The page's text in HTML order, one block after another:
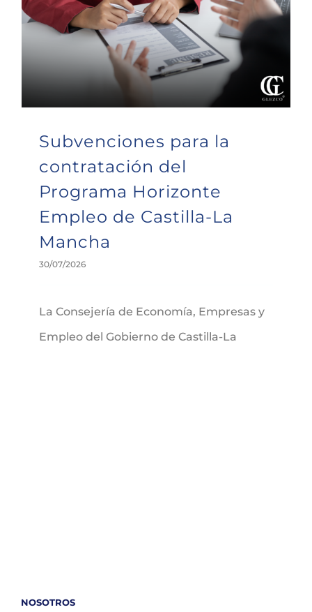
Subvenciones para la
contratación del
Programa Horizonte
Empleo de Castilla-La
Mancha
30/07/2026
La Consejería de Economía, Empresas y
Empleo del Gobierno de Castilla-La
NOSOTROS